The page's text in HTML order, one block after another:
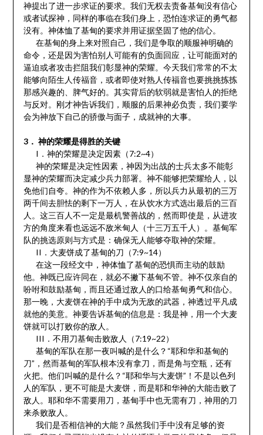
神提出了进一步求证的要求。我们无权去责备基甸没有信心
或者试探神，同样的事临在我们身上，恐怕连求证的勇气都
没有。神体恤了基甸的要求并用证据坚固了他的信心。
在基甸的身上来对照自己，我们是争取的顺服神明确的
命令，还是因为害怕别人可能有的负面回应，让可能面对的
逼迫或者攻击拦阻我们彰显神的荣耀。今天我们常常的不太
能够向陌生人传福音，或者即使对熟人传福音也要挑挑拣拣
那感兴趣的、脾气好的。其实背后的软弱就是害怕人的拒绝
与反对。刚才神告诉我们，顺服的后果神必负责，我们要学
会为神放下自己的骄傲与面子，成就神的大事。
3． 神的荣耀是得胜的关键
I．神的荣耀是决定因素（7:2~4）
神的荣耀是决定性因素，神因为出战的士兵太多不能彰
显神的荣耀而决定减少兵力部署。神不能够把荣耀给人，以
免他们自夸。神的作为不依赖人多，所以兵力从最初的三万
两千间去胆怯的剩下一万人，在从饮水方式选出最后的三百
人。这三百人不一定是最机警善战的，然而即使是，从进攻
方的角度来看也远远不敌米甸人（十三万五千人）。基甸军
队的挑选原则与方式是：确保无人能够夺取神的荣耀。
II．大麦饼成了基甸的刀（7:9~14）
在这一段经文中，神体恤了基甸的恐惧而主动的鼓励
他。神既已应许同在，就必不撇下基甸不管。神不仅亲自的
吩咐和鼓励基甸，而且还通过敌人的口给基甸勇气和信心。
那一晚，大麦饼在神的手中成为无敌的武器，神透过平凡成
就他的美意。神要告诉基甸的信息是：我是神，用一个大麦
饼就可以打败你的敌人。
III．不用刀基甸击败敌人（7:19~22）
基甸的军队在那一夜叫喊的是什么？“耶和华和基甸的
刀”，然而基甸的军队根本没有拿刀，而是角与空瓶，还有
火把。他们叫喊的是什么？“耶和华与大麦饼”！不是以色列
人的军队，更不可能是大麦饼，而是耶和华神的大能击败了
敌人。耶和华不需要用刀，基甸手中也无需有刀，神用的刀
来杀败敌人。
我们是否相信神的大能？虽然我们手中没有足够的资